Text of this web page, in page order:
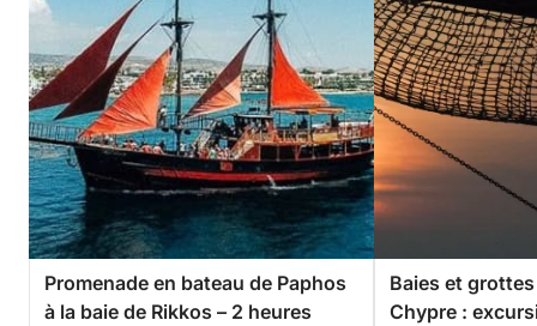
Promenade en bateau de Paphos
à la baie de Rikkos – 2 heures
Baies et
Chypre :